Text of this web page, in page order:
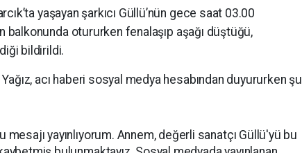
yaşayan şarkıcı Güllü’nün gece saat 03.00
balkonunda otururken fenalaşıp aşağı düştüğü,
bildirildi.
Yağız, acı haberi sosyal medya hesabından duyururken şu
yayınlıyorum. Annem, değerli sanatçı Güllü'yü bu